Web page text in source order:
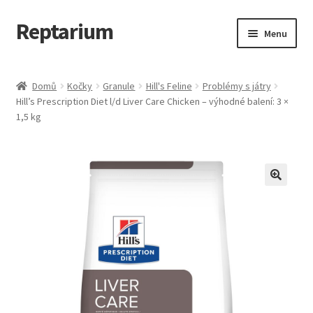
Přeskočit
na
Přejít
k
webu
Reptarium Menu
Košík
Domů Kočky Granule Hill's Feline
Problémy s játry
Hill’s Prescription Diet l/d Liver Care Chicken – výhodné balení: 3 ×
1,5 kg